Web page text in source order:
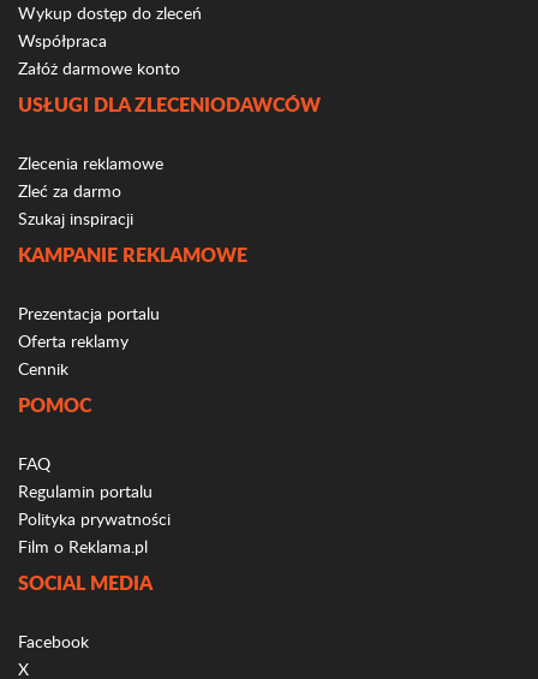
Wykup dostęp do zleceń
Współpraca
Załóż darmowe konto
USŁUGI DLA ZLECENIODAWCÓW
Zlecenia reklamowe
Zleć za darmo
Szukaj inspiracji
KAMPANIE REKLAMOWE
Prezentacja portalu
Oferta reklamy
Cennik
POMOC
FAQ
Regulamin portalu
Polityka prywatności
Film o Reklama.pl
SOCIAL MEDIA
Facebook
X